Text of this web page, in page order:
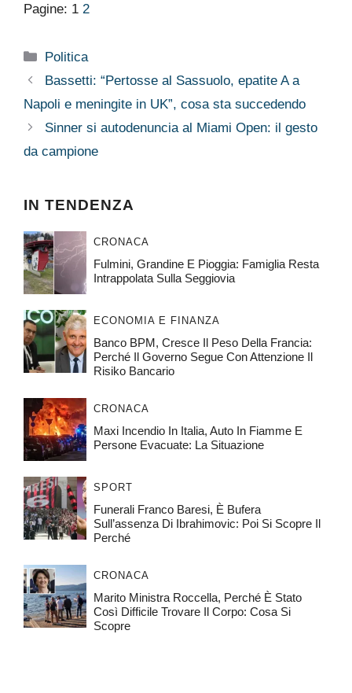
Pagine: 1 2
Categorie
Politica
Bassetti: “Pertosse al Sassuolo, epatite A a
Napoli e meningite in UK”, cosa sta succedendo
Sinner si autodenuncia al Miami Open: il gesto
da campione
IN TENDENZA
CRONACA
Fulmini, Grandine E Pioggia: Famiglia Resta
Intrappolata Sulla Seggiovia
ECONOMIA E FINANZA
Banco BPM, Cresce Il Peso Della Francia:
Perché Il Governo Segue Con Attenzione Il
Risiko Bancario
CRONACA
Maxi Incendio In Italia, Auto In Fiamme E
Persone Evacuate: La Situazione
SPORT
Funerali Franco Baresi, È Bufera
Sull’assenza Di Ibrahimovic: Poi Si Scopre Il
Perché
CRONACA
Marito Ministra Roccella, Perché È Stato
Così Difficile Trovare Il Corpo: Cosa Si
Scopre